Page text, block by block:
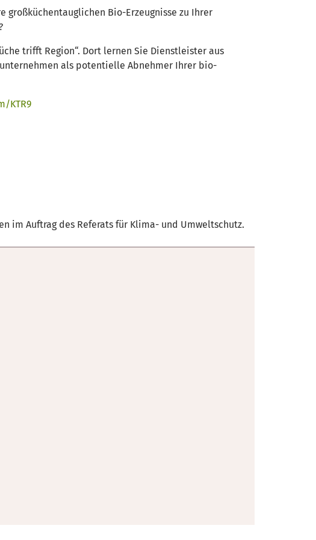
Bio-Erzeugnisse zu Ihrer
trifft Region“. Dort lernen Sie Dienstleister aus
als potentielle Abnehmer Ihrer bio-
KTR9
im Auftrag des Referats für Klima- und Umweltschutz.